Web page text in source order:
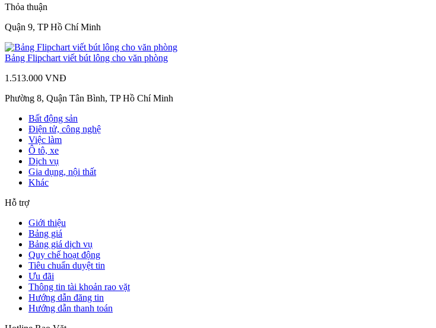
Thỏa thuận
Quận 9, TP Hồ Chí Minh
Bảng Flipchart viết bút lông cho văn phòng
1.513.000 VNĐ
Phường 8, Quận Tân Bình, TP Hồ Chí Minh
Bất động sản
Điện tử, công nghệ
Việc làm
Ô tô, xe
Dịch vụ
Gia dụng, nội thất
Khác
Hỗ trợ
Giới thiệu
Bảng giá
Bảng giá dịch vụ
Quy chế hoạt động
Tiêu chuẩn duyệt tin
Ưu đãi
Thông tin tài khoản rao vặt
Hướng dẫn đăng tin
Hướng dẫn thanh toán